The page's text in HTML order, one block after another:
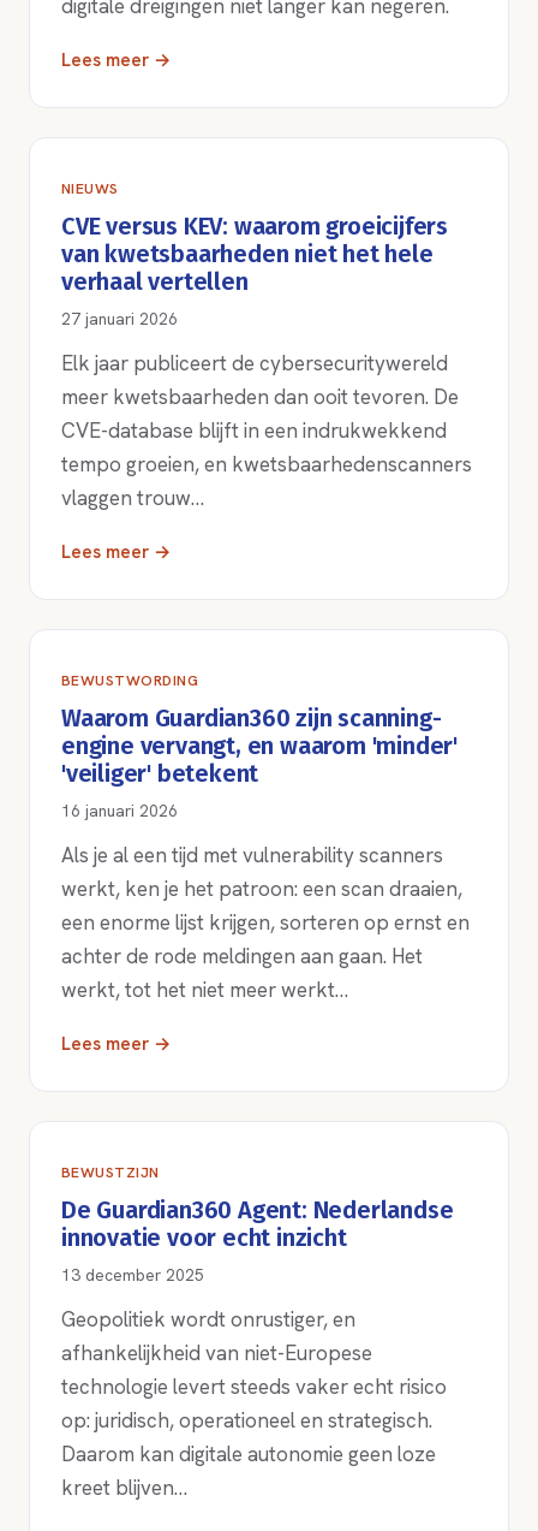
digitale dreigingen niet langer kan negeren.
Lees meer →
NIEUWS
CVE versus KEV: waarom groeicijfers
van kwetsbaarheden niet het hele
verhaal vertellen
27 januari 2026
Elk jaar publiceert de cybersecuritywereld
meer kwetsbaarheden dan ooit tevoren. De
CVE-database blijft in een indrukwekkend
tempo groeien, en kwetsbaarhedenscanners
vlaggen trouw…
Lees meer →
BEWUSTWORDING
Waarom Guardian360 zijn scanning-
engine vervangt, en waarom 'minder'
'veiliger' betekent
16 januari 2026
Als je al een tijd met vulnerability scanners
werkt, ken je het patroon: een scan draaien,
een enorme lijst krijgen, sorteren op ernst en
achter de rode meldingen aan gaan. Het
werkt, tot het niet meer werkt…
Lees meer →
BEWUSTZIJN
De Guardian360 Agent: Nederlandse
innovatie voor echt inzicht
13 december 2025
Geopolitiek wordt onrustiger, en
afhankelijkheid van niet-Europese
technologie levert steeds vaker echt risico
op: juridisch, operationeel en strategisch.
Daarom kan digitale autonomie geen loze
kreet blijven…